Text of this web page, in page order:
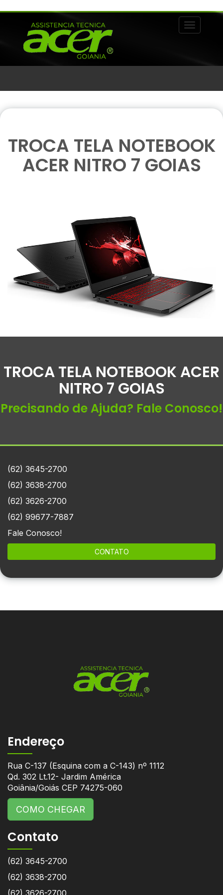
Alternar
TROCA TELA NOTEBOOK
ACER NITRO 7 GOIAS
TROCA TELA NOTEBOOK ACER
NITRO 7 GOIAS
Precisando de Ajuda? Fale Conosco!
(62) 3645-2700
(62) 3638-2700
(62) 3626-2700
(62) 99677-7887
Fale Conosco!
CONTATO
Endereço
Rua C-137 (Esquina com a C-143) nº 1112
Qd. 302 Lt.12- Jardim América
Goiânia/Goiás CEP 74275-060
COMO CHEGAR
Contato
(62) 3645-2700
(62) 3638-2700
(62) 3626-2700